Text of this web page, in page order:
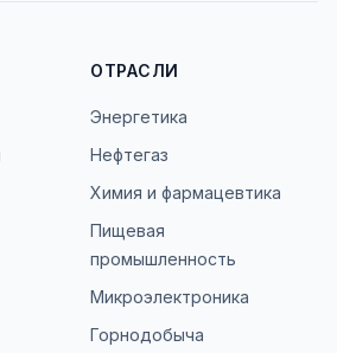
ОТРАСЛИ
Энергетика
Нефтегаз
Химия и фармацевтика
Пищевая
промышленность
Микроэлектроника
Горнодобыча